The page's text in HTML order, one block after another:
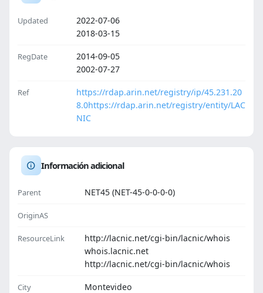
Updated
2022-07-06
2018-03-15
RegDate
2014-09-05
2002-07-27
Ref
https://rdap.arin.net/registry/ip/45.231.20
8.0https://rdap.arin.net/registry/entity/LAC
NIC
Información adicional
Parent NET45 (NET-45-0-0-0-0)
OriginAS
ResourceLink
http://lacnic.net/cgi-bin/lacnic/whois
whois.lacnic.net
http://lacnic.net/cgi-bin/lacnic/whois
City Montevideo